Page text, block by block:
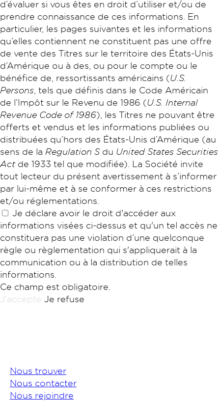
d’évaluer si vous êtes en droit d’utiliser et/ou de
prendre connaissance de ces informations. En
particulier, les pages suivantes et les informations
qu’elles contiennent ne constituent pas une offre
de vente des Titres sur le territoire des États-Unis
d’Amérique ou à des, ou pour le compte ou le
bénéfice de, ressortissants américains (U.S.
Persons , tels que définis dans le Code Américain
de l’Impôt sur le Revenu de 1986 (U.S. Internal
Revenue Code of 1986), les Titres ne pouvant être
offerts et vendus et les informations publiées ou
distribuées qu’hors des États-Unis d’Amérique (au
sens de la Regulation Sdu United States Securities
Actde 1933 tel que modifiée). La Société invite
tout lecteur du présent avertissement à s’informer
par lui-même et à se conformer à ces restrictions
et/ou réglementations.
Je déclare avoir le droit d'accéder aux
informations visées ci-dessus et qu'un tel accès ne
constituera pas une violation d’une quelconque
règle ou règlementation qui s'appliquerait à la
communication ou à la distribution de telles
informations.
Ce champ est obligatoire.
J'accepte Je refuse
Nous trouver
Nous contacter
Nous rejoindre